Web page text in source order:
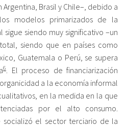
Brasil y Chile–, debido a
modelos primarizados de la
siendo muy significativo –un
siendo que en países como
Guatemala o Perú, se supera
6. El proceso de financiarización
a la economía informal
en la medida en la que
por el alto consumo.
socializó el sector terciario de la